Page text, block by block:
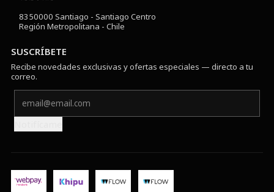
8350000 Santiago - Santiago Centro
Región Metropolitana - Chile
SUSCRÍBETE
Recibe novedades exclusivas y ofertas especiales — directo a tu
correo.